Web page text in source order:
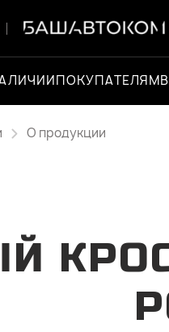
ПОКУПАТЕЛЯМ
О продукции